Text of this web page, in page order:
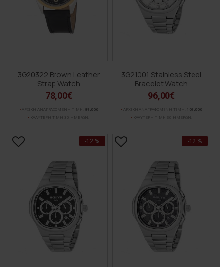
3G20322 Brown Leather
Strap Watch
78,00€
ΑΡΧΙΚΗ ΑΝΑΓΡΑΦΟΜΕΝΗ ΤΙΜΗ:
89,00€
ΚΑΛΥΤΕΡΗ ΤΙΜΗ 30 ΗΜΕΡΩΝ:
3G21001 Stainless Steel
Bracelet Watch
96,00€
ΑΡΧΙΚΗ ΑΝΑΓΡΑΦΟΜΕΝΗ ΤΙΜΗ:
109,00€
ΚΑΛΥΤΕΡΗ ΤΙΜΗ 30 ΗΜΕΡΩΝ:
-12 % -12 %